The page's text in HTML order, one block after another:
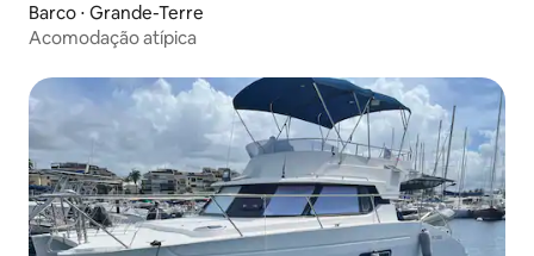
Barco ⋅ Grande-Terre
Acomodação atípica